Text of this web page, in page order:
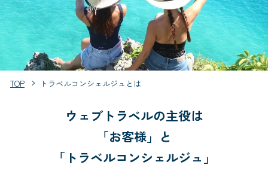
TOP トラベルコンシェルジュとは
ウェブトラベルの主役は
「お客様」と
「トラベルコンシェルジュ」